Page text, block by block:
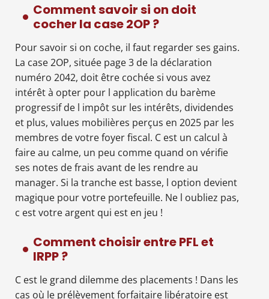
Comment savoir si on doit
cocher la case 2OP ?
Pour savoir si on coche, il faut regarder ses gains.
La case 2OP, située page 3 de la déclaration
numéro 2042, doit être cochée si vous avez
intérêt à opter pour l application du barème
progressif de l impôt sur les intérêts, dividendes
et plus, values mobilières perçus en 2025 par les
membres de votre foyer fiscal. C est un calcul à
faire au calme, un peu comme quand on vérifie
ses notes de frais avant de les rendre au
manager. Si la tranche est basse, l option devient
magique pour votre portefeuille. Ne l oubliez pas,
c est votre argent qui est en jeu !
Comment choisir entre PFL et
IRPP ?
C est le grand dilemme des placements ! Dans les
cas où le prélèvement forfaitaire libératoire est